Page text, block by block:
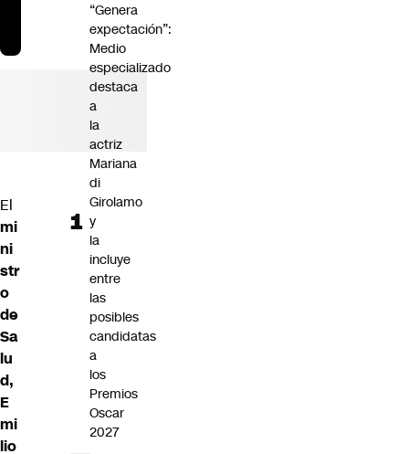
El
mi
ni
str
o
de
Sa
lu
d,
E
mi
lio
“Genera
expectación”:
Medio
especializado
destaca
a
la
actriz
Mariana
di
Girolamo
y
la
incluye
entre
las
posibles
candidatas
a
los
Premios
Oscar
2027